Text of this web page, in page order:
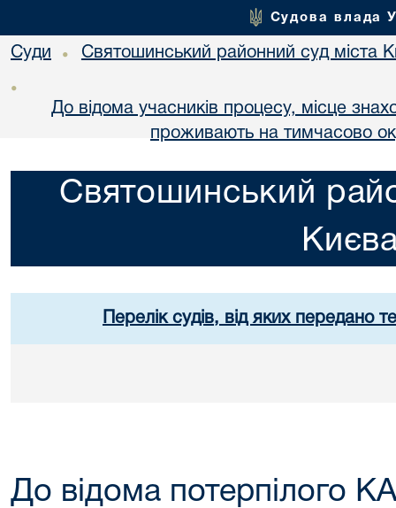
Судова влада
Суди • Святошинський районний суд міста
•
До відома учасників процесу, місце
проживають на тимчасово
Святошинський
Перелік судів, від яких передано
До відома потерпілого